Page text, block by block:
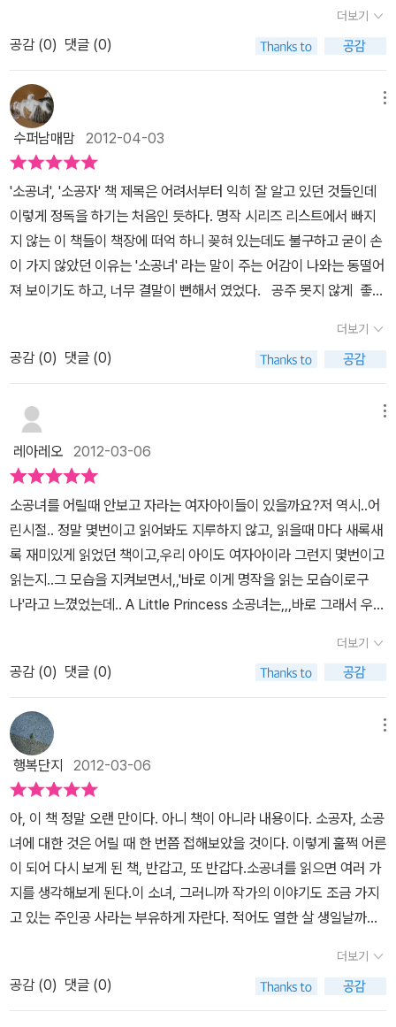
가진 것이 많던 적던 간에 잃지 않았던 상상의 힘도. 사라가 자신을 바
로 세울 수 있었던 것도 항상 자신을 공주라고 여기고, 마음가짐을 공
주처럼 했기 때문일 것이다. 분주한 일상을 보내다 보면 내가 어떤 표
정을 짓고 있는지 잊고 지낼 때가 많다. 그러다 가끔 내가 인상짓고 있
다는 걸 깨닫고 놀라곤 했다. <소공녀>를 읽고 난 어느 날도 마찬가
지였다. 나는 길을 걷다 문득 사라를 떠올리며 나도 ‘내가 공주라는 생
각을 갖고 생활해야지.’ 싶었다. 그러자 난 바로 내가 여느 때처럼 인
상짓고 있다는 걸 깨닫고 바로 표정을 고쳐짓게 되었다. 그리고 허리
와 어깨도 꼿꼿하게 피고, 걸음걸이도 바르게 걷게 되고 말이다. 환경
이나 상황은 변한 것은 하나도 없었지만, ‘내가 공주라면’이라는 상상
만으로 내 자신이 변하는 것을 충분히 느낄 수 있었다. 사라가 알려준
상상의 힘으로 나 역시 공주가 될 수 있었다. “사실 대답이라는 건 말
만큼 좋은 대응도 없거든. 그냥 그 사람을 뚫어져라 바라보며 머릿속
얗게 질리고, 아멜리아 선생님이나 다른 아이들은 잔뜩 겁을 먹어. 순
자기들보다 더 강하다는 사실을 직감하게 돼. 왜냐면 그건 내가 화가
나도 참을 수 있을 만큼 강하다는 뜻이거든. 충동을 참지 못하고 말을
해 버리면 결국 나중에 후회할 말들을 내뱉게 되는 거야. 분노보다 강
한 건 분노를 억누를 수 있는 힘뿐이야. 적에게는 일일이 대답하지 않
는 편이 나아. 그래서 나도 대답을 거의 안 하는 거니까. 어쩌면 에밀
리는 나보다 더 나 같은지도 몰라. 친구한테도 대답을 안 하는 편이 낫
다고 생각하나 봐. 모든 걸 다 자기 마음속에만 간직하려나 봐.”사라
는 스스로 이렇게 말하며 위로를 삼으려 노력했다. - <소공녀> 164p
중에서 - ‘난 공주다’라는 상상은 많은 힘을 발휘할 수 있었다. 그 변
가 공주라는 상상의 힘은 다른 사람들도 나를 공주로 대하게 만드는
힘을 발휘했으니 말이다. 사라를 보며 난 내가 그동안 현실 속의 힘겨
움만 생각하며 내 몸과 정신을 너무 피폐하게 만들었다는 걸 새삼 깨
닫게 되었다. 내 주변 사람들까지 힘들게 하면서 말이다. 상상이 주는
힘을 왜 그동안 잊고 지냈는지.. 오랜만에 펼친 책을 통해 난 그동안
잃었던 많은 걸 다시 찾을 수 있었다. 책 읽는 즐거움까지 느끼며. 이
런 게 바로 책을 읽는 이유가 아닐까 싶다. - 연필과 지우개 -
면 사라의 평소 행실과 긍정력이 만든 기회가 아닐까 싶다. 때문에 <
소공녀>는 꿈을 꿀 수 있게 해준다. 아무리 힘들고 어려운 처지라도
나의 바른 생각과 행동과 긍정의 힘이 있다면 언젠가 행복한 일이 가
득 벌어질지도 모른다는....!
에게 많은 힘이 되리라 생각되네요.힘을 내어 착하게 살다보면 고난
은 언젠가 끝이난다고 말이죠~사라에게 고난의 시간이 가고 든든한
기품을 잃지 않았던 사라가 그려내는 상상의 힘은 진실로 위대하고
따뜻했다는 생각을 해보네요. 우리 아이들에게 그런 상상의 힘을 전
수해줄 멋진 책 <소공녀>였답니다.
에는 정말 공주같은 대접을 받던 아이였다. 그러다 아버지의 사망 소
식을 접하면서 세라의 신세는 하루 아침에 뒤바뀌고 만다. 늘 그렇듯
주인공인 세라는 모든 힘든 상황을 담담히 짊어지고 의연하게 대처하
는 늘 한결같은 고운 마음을 가진 소녀이다. 주변에는 세라의 질투하
고 시기하는 인물이 많았고 난 그런 주변 환경에서도 화 한 번 내지 않
고 늘 똑같은 세라가 불쌍하기도 하면서 많이 답답하다고 생각했다.
저렇게 하는게 좋은 거야?라는 생각을 하면서 말이다.. 그리고 세월
이 흘러 이제는 중년의 나이가 되어 다시 만난 세라는 어렸을 때 만났
던 내가 느꼈던 그 세라가 아니다. 음 뭐랄까 이제는 더 이상 답답함이
느껴지는 세라가 아니라 또래의 아이들보다 훨씬 더 성숙하고 자신에
게 주문을 걸면서 상황을 이겨낼 줄 아는 대단한 아이라는 생각이 들
었다. 간혹 어려운 상황에서 자신에게 상상의 주문을 걸면서 아픔을
이겨내는 경우가 있단다. 가만 생각하니 난 아직까지 그런 경험은 거
의 전무한 듯하다. 세라는 더 이상 빠져나올 수 없는 절망의 상황에서
다. 그런 짓이 웃기다고 말하는 대신 나름대로의 현명하게 인내하는
법을 터득한 거라고 생각이 든다. 세라가 변했을까? 내가 변했을까?
보물창고에서 나오는 명작을 다시 중년이 되서 읽으면 30년 전의 나
와 지금의 내가 만나는 느낌이 든다. 오랜만에 읽은 소공녀 역시 나에
게 그런 느낌을 주는 동화였다. 작가의 상황이 세라의 상황과 비슷하
다는 것도 이번에 처음 알게 되었다. 그래서 더 작품이 달리 보였는가
보다. 여하튼 다시 만난 세라에게 많은 것을 배워본다.
더보기
공감 (0) 댓글 (0)
수퍼남매맘 2012-04-03
'소공녀', '소공자' 책 제목은 어려서부터 익히 잘 알고 있던 것들인데
이렇게 정독을 하기는 처음인 듯하다. 명작 시리즈 리스트에서 빠지
지 않는 이 책들이 책장에 떠억 하니 꽂혀 있는데도 불구하고 굳이 손
이 가지 않았던 이유는 '소공녀' 라는 말이 주는 어감이 나와는 동떨어
져 보이기도 하고, 너무 결말이 뻔해서 였었다. 공주 못지 않게 좋은
느 날 하루 아침에 고아가 되고, 빈털털이가 되어 민친 학교에서 심부
름꾼으로 전락하여 하루하루를 힘들게 살아가지만 결국은 모든 것이
해피엔딩으로 끝나는 이야기를 대강은 알고 있었기에 선뜻 책을 꺼내
지 않았던 것 같다. 그럼에도 불구하고 왜 이 책이 명작의 대열에 들어
부름꾼으로 몰락하면서도 그 힘든 일들을 하루하루 이겨 내며, 자신
만의 상상력으로 버티어 내는 성장 이야기가 주를 이루기 때문이 아
닐까 하는 생각이 들었다. 공주 못지 않게 화려한 생활을 하던 때에도
사라는 다른 이들을 배려하고, 측은하게 여길 줄 아는 마음이 따듯한
아이였지만 자신의 처지가 하루아침에 저 밑바닥으로 내동댕이쳐지
고 순간 순간 민친 교장님과 다른 친구들로부터 모멸을 받을 때에도
자신이 ' 공주' 라고 생각하고 공주로서 가져야 하는 태도를 끝내 망각
하지 앟았다. 그리고 다른 이들을 여전히 배려하고, 측은히 여기며 그
들을 도와준다. 공주와 왕자라는 것이 겉으로 보이는 화려한 외모만
여 주고 있다. 그렇기에 사라가 누더기 옷을 걸치고 있을지언정 사라
에게서는 공주의 품위가 느껴지는 것이다. 물론 사라가 공주로서 가
져야 할 자세를 이야기하면서 마리 앙트와네트가 감옥생활을 하면서
도 그 품위를 잃지 않았다는 이야기에는 동의할 수 없지만 공주로서
가져야 할 것이 화려한 외모가 아니라 바로 내면이라는 것에는 동의
한다. 이에 사라는 자신도 배고파 쓰러질 지경임에도 불구하고 자신
보다 더 배고파 보이는 아이에게 빵을 줄 수 있는 것이고, 자신도 교장
에게서 무시를 받으면서도 더 업신여김을 받는 베키에게 언제나 위로
를 줄 수 있는 것이다. 반면 민친 교장은 그런 사라의 아우라에 매번
사라가 교장은 눈엣가시인 것이다. 이 책이 왜 명작일까 또 하나를 꼽
자면 전편에 나오는 사라의 무한 상상력 때문이라고 생각한다. 사라
는 그 춥고, 어두컴컴한 다락방에서 매일매일 힘들게 지내면서도 자
더보기
공감 (0) 댓글 (0)
레아레오 2012-03-06
소공녀를 어릴때 안보고 자라는 여자아이들이 있을까요?저 역시..어
린시절.. 정말 몇번이고 읽어봐도 지루하지 않고, 읽을때 마다 새록새
록 재미있게 읽었던 책이고,우리 아이도 여자아이라 그런지 몇번이고
읽는지..그 모습을 지켜보면서,,'바로 이게 명작을 읽는 모습이로구
나'라고 느꼈었는데.. A Little Princess 소공녀는,,,바로 그래서 우리
보고,,아이가 즐거울때도 꺼내 읽어보고,,아이가 공부하다 지쳐도 읽
어보고,,늘.. 아이 곁에서 함께 해주는 책이에요이렇게 좋은 명작을 단
행본으로 만나본다는 것 역시.. 아이한테 명작을 골라보는 즐거움을
주고,사라를 만나게 해주었던것이 아닌가 싶어요. 사라는 공주처럼,,
정말 기숙사 학교에서 살다가갑작스런 아버지의 죽음에..공주에서 하
녀로 살아가지만,,자신의 처한 환경을 희망스럽게 살아갑니다.그리고
결국,,,다시 자신의 위치를 찾게 되지요. 책의 표지의 색깔과 그림이
소공녀가 살았던 시대의 그림처럼.. 너무나 고풍스럽고 사라와 어울
리는 느낌을 받았구요,사라가 베키는 위하는 마음,,그리고 어떤 고난
과 역경속에서도 사라가 해쳐 나가는 모습, 따스한 마음,,,소공녀가 우
리 아이에게 이야기 해주는것들은 너무나 많고,책속에서 느껴지는,,,
것들이 고스란히 우리 아이에게 전달되길 바래봅니다...
더보기
공감 (0) 댓글 (0)
행복단지 2012-03-06
아, 이 책 정말 오랜 만이다. 아니 책이 아니라 내용이다. 소공자, 소공
녀에 대한 것은 어릴 때 한 번쯤 접해보았을 것이다. 이렇게 훌쩍 어른
이 되어 다시 보게 된 책, 반갑고, 또 반갑다.소공녀를 읽으면 여러 가
지를 생각해보게 된다.이 소녀, 그러니까 작가의 이야기도 조금 가지
고 있는 주인공 사라는 부유하게 자란다. 적어도 열한 살 생일날까지
기에 공부하러 간 기숙학교에서도 남다른 대접을 받았고, 이 아이의
주변을 맴도는 친구들이 있다. 하지만 사라는 자신이 가지고 있는 특
별한 능력으로 사람들의 주목을 받기도 한다.( 이 부분은 작가의 자신
더보기
공감 (0) 댓글 (0)